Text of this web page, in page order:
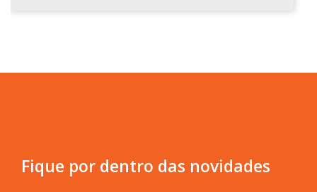
Fique por dentro das novidades